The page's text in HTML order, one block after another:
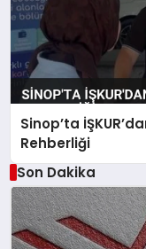
Sinop’ta
Rehberliği
Son Dakika